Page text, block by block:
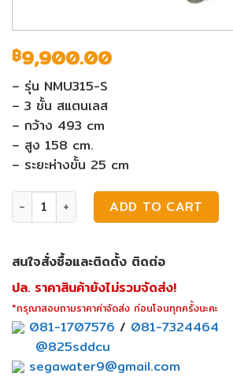
฿9,900.00
– รุ่น NMU315-S
– 3 ชั้น สแตนเลส
– กว้าง 493 cm
– สูง 158 cm.
– ระยะห่างขั้น 25 cm
บันไดสระว่ายน้ำ Emaux NMU315-S
ADD TO CART
สนใจสั่งซื้อและติดตั้ง ติดต่อ
ปล. ราคาสินค้ายังไม่รวมจัดส่ง!
*กรุณาสอบถามราคาค่าจัดส่ง ก่อนโอนทุกครั้งนะคะ
081-1707576 / 081-7324464
@825sddcu
segawater9@gmail.com